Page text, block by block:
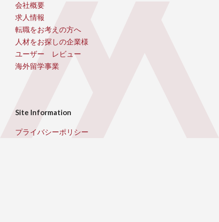
会社概要
求人情報
転職をお考えの方へ
人材をお探しの企業様
ユーザー レビュー
海外留学事業
Site Information
プライバシーポリシー